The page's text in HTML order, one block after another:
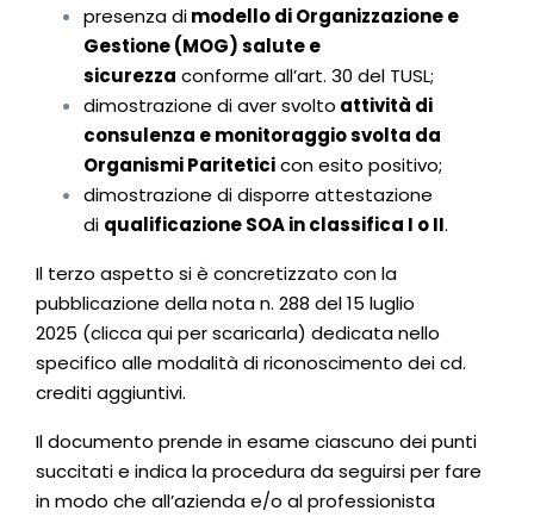
presenza dimodello di Organizzazione e
Gestione (MOG) salute e
sicurezza conforme all’art. 30 del TUSL;
dimostrazione di aver svolto attività di
consulenza e monitoraggio svolta da
Organismi Pariteticicon esito positivo;
dimostrazione di disporre attestazione
di qualificazione SOA in classifica I o II.
Il terzo aspetto si è concretizzato con la
pubblicazione della nota n. 288 del 15 luglio
2025 (cliccaquiper scaricarla) dedicata nello
specifico alle modalità di riconoscimento dei cd.
crediti aggiuntivi.
Il documento prende in esame ciascuno dei punti
succitati e indica la procedura da seguirsi per fare
in modo che all’azienda e/o al professionista